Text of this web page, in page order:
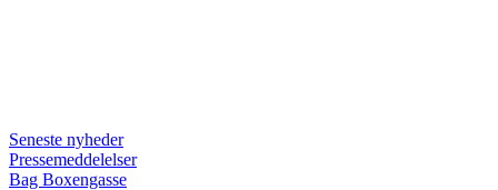
Seneste nyheder
Pressemeddelelser
Bag Boxengasse